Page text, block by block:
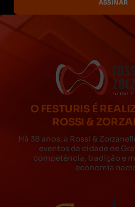
O FESTURIS É
ROSSI &
Há 38 anos, a Rossi &
eventos da cidade de
competência, tradição e
economia